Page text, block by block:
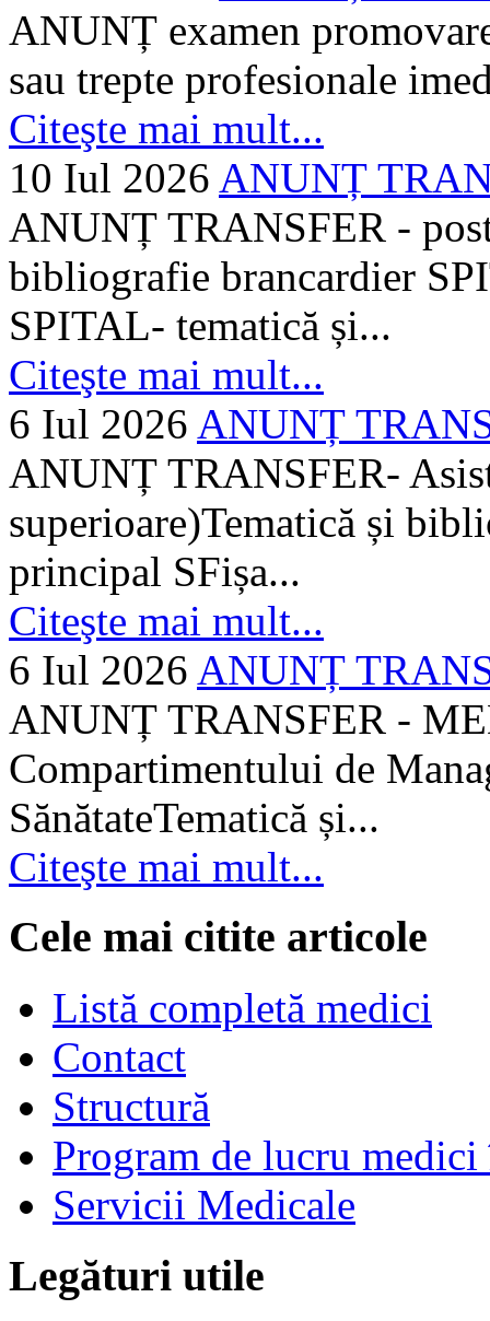
ANUNȚ examen
sau trepte profesionale
Citeşte mai mult...
10 Iul 2026 ANUNȚ
ANUNȚ TRANSFER -
bibliografie brancardier
SPITAL- tematică și...
Citeşte mai mult...
6 Iul 2026 ANUNȚ
ANUNȚ TRANSFER-
superioare)Tematică și
principal SFișa...
Citeşte mai mult...
6 Iul 2026 ANUNȚ
ANUNȚ TRANSFER -
Compartimentului de
SănătateTematică și...
Citeşte mai mult...
Cele mai citite articole
Listă completă medici
Contact
Structură
Program de lucru
Servicii Medicale
Legături utile